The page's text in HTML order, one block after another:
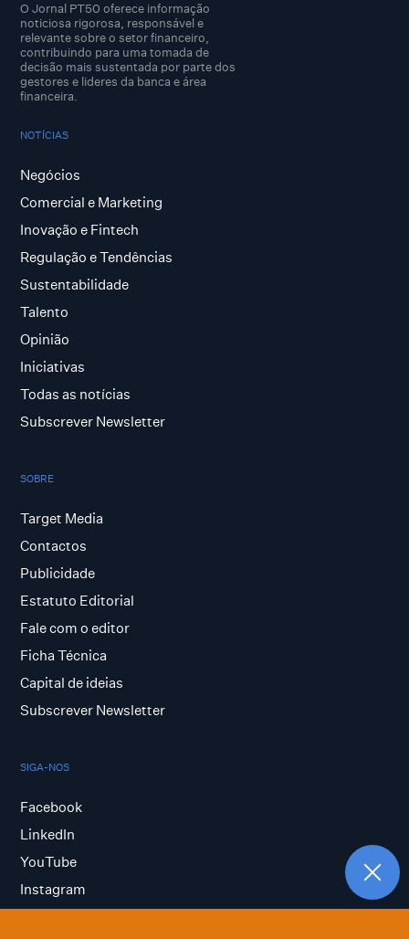
O Jornal PT50 oferece informação
noticiosa rigorosa, responsável e
relevante sobre o setor financeiro,
contribuindo para uma tomada de
decisão mais sustentada por parte dos
gestores e lideres da banca e área
financeira.
NOTÍCIAS
Negócios
Comercial e Marketing
Inovação e Fintech
Regulação e Tendências
Sustentabilidade
Talento
Opinião
Iniciativas
Todas as notícias
Subscrever Newsletter
SOBRE
Target Media
Contactos
Publicidade
Estatuto Editorial
Fale com o editor
Ficha Técnica
Capital de ideias
Subscrever Newsletter
SIGA-NOS
Facebook
LinkedIn
YouTube
Instagram